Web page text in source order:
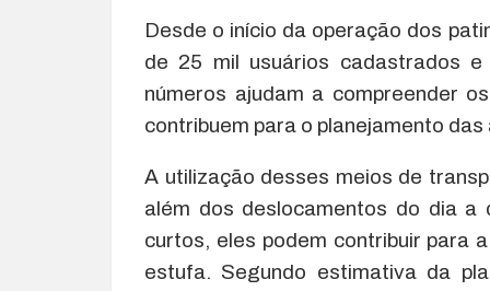
Desde o início da operação dos
de 25 mil usuários cadastrados
números ajudam a compreender
contribuem para o planejamento
A utilização desses meios de
além dos deslocamentos do dia
curtos, eles podem contribuir para
estufa. Segundo estimativa da